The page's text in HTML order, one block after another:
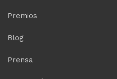
Premios
Blog
Prensa